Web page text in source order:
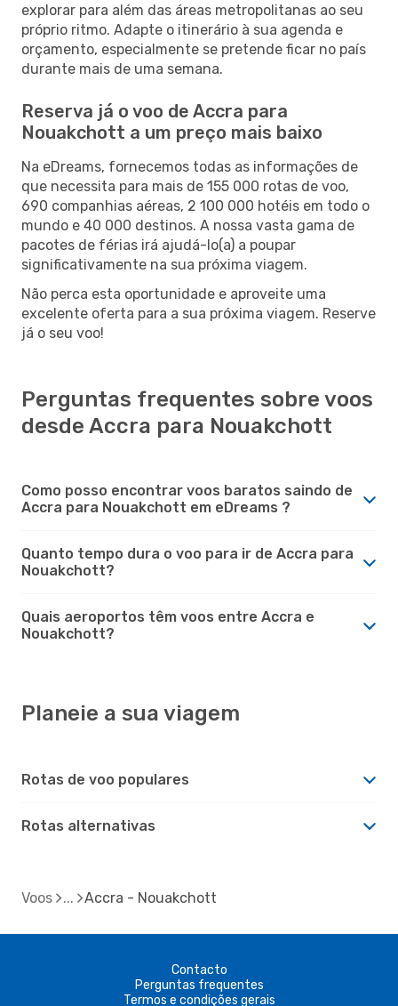
explorar para além das áreas metropolitanas ao seu
próprio ritmo. Adapte o itinerário à sua agenda e
orçamento, especialmente se pretende ficar no país
durante mais de uma semana.
Reserva já o voo de Accra para
Nouakchott a um preço mais baixo
Na eDreams, fornecemos todas as informações de
que necessita para mais de 155 000 rotas de voo,
690 companhias aéreas, 2 100 000 hotéis em todo o
mundo e 40 000 destinos. A nossa vasta gama de
pacotes de férias irá ajudá-lo(a) a poupar
significativamente na sua próxima viagem.
Não perca esta oportunidade e aproveite uma
excelente oferta para a sua próxima viagem. Reserve
já o seu voo!
Perguntas frequentes sobre voos
desde Accra para Nouakchott
Como posso encontrar voos baratos saindo de
Accra para Nouakchott em eDreams ?
Quanto tempo dura o voo para ir de Accra para
Nouakchott?
Quais aeroportos têm voos entre Accra e
Nouakchott?
Planeie a sua viagem
Rotas de voo populares
Rotas alternativas
Voos Accra - Nouakchott
Contacto
Perguntas frequentes
Termos e condições gerais